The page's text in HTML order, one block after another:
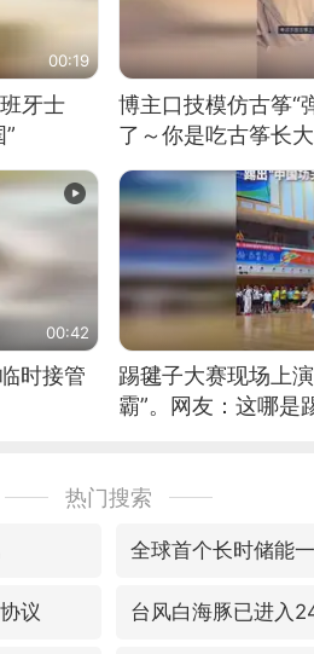
00:19
牙士
博主口技模仿古筝“
了～你是吃古筝长
位考级不带古筝的
日电讯）
00:42
时接管
踢毽子大赛现场上
霸”。网友：这哪是
热门搜索
全球首个长时储能
议 台风白海豚已进入